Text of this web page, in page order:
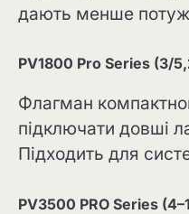
дають менше
PV1800 Pro Series (3/
Флагман
підключати довші
Підходить для
PV3500 PRO Series